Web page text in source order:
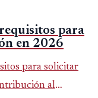
para
en 2026
para solicitar
al